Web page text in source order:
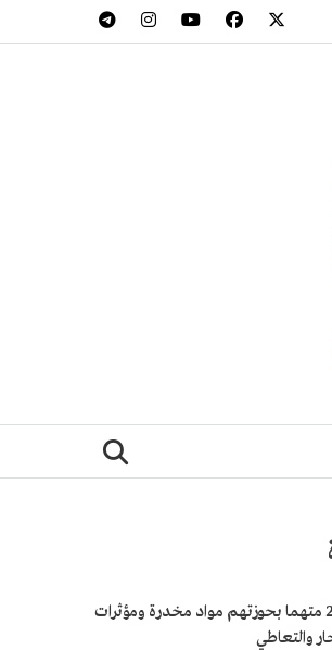
الداخلية: ضبط 23 متهما بحوزتهم مواد مخدرة ومؤثرات
والتعاطي